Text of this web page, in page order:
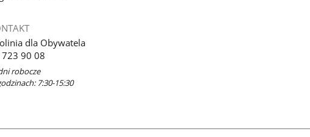
dla Obywatela
90 08
robocze
7:30-15:30